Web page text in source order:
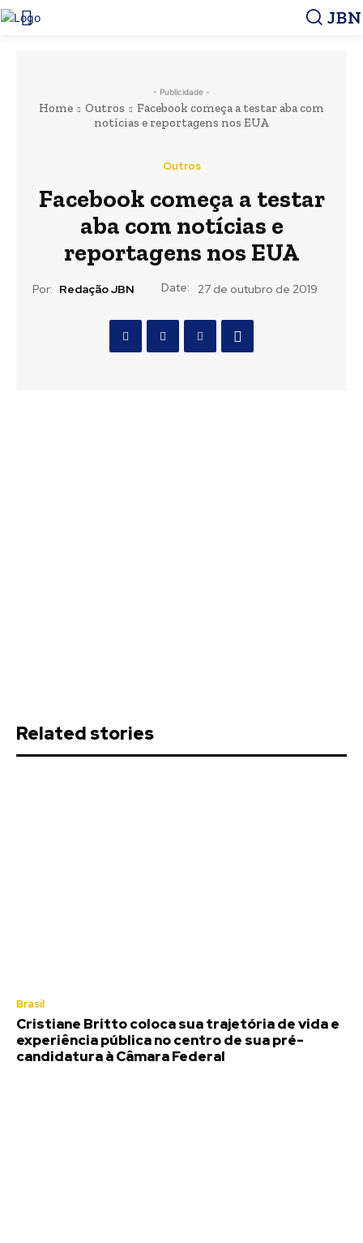
JBN
- Publicidade -
Home Outros
Facebook começa a testar aba com
notícias e reportagens nos EUA
Outros
Facebook começa a testar
aba com notícias e
reportagens nos EUA
Por: Redação JBN Date: 27 de outubro de 2019
Related stories
Brasil
Cristiane Britto coloca sua trajetória de vida e
experiência pública no centro de sua pré-
candidatura à Câmara Federal